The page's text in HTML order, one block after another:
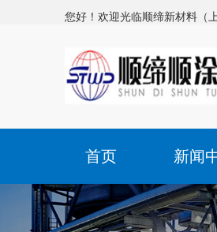
您好！欢迎光临顺缔新材料（
首页 新闻